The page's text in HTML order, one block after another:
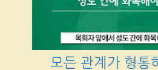
모든 관계가 형통